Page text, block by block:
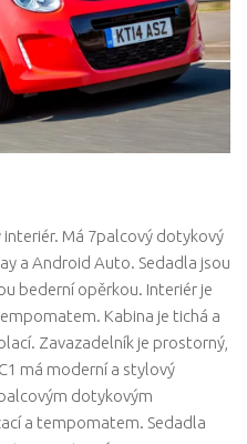
Má 7palcový dotykový
a Android Auto. Sedadla jsou
bederní opěrkou. Interiér je
Kabina je tichá a
Zavazadelník je prostorný,
má moderní a stylový
dotykovým
a tempomatem. Sedadla